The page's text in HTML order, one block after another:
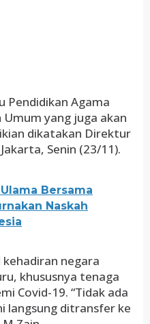
Pendidikan Agama
Umum yang juga akan
dikatakan Direktur
Senin (23/11).
Bersama
Naskah
kehadiran negara
khususnya tenaga
Covid-19. “Tidak ada
langsung ditransfer ke